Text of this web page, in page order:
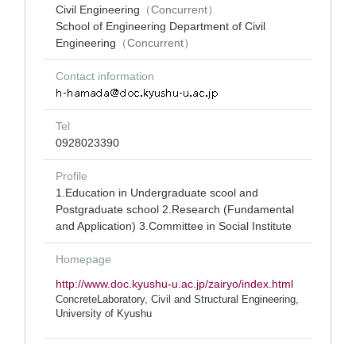
Civil Engineering （Concurrent）
School of Engineering Department of Civil
Engineering （Concurrent）
Contact information
Tel
0928023390
Profile
1.Education in Undergraduate scool and
Postgraduate school 2.Research (Fundamental
and Application) 3.Committee in Social Institute
Homepage
http://www.doc.kyushu-u.ac.jp/zairyo/index.html
ConcreteLaboratory, Civil and Structural Engineering,
University of Kyushu